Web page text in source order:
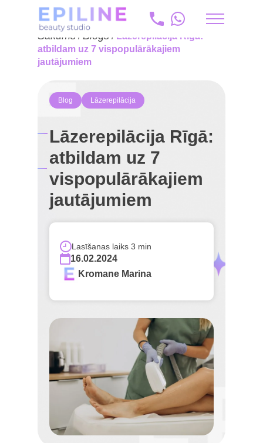
ru
info@epiline.lv
Sākums / Blogs / Lāzerepilācija Rīgā:
atbildam uz 7 vispopulārākajiem
jautājumiem
Blog Lāzerepilācija
Lāzerepilācija Rīgā:
atbildam uz 7
vispopulārākajiem
jautājumiem
Lasīšanas laiks 3 min
Kromane Marina
16.02.2024